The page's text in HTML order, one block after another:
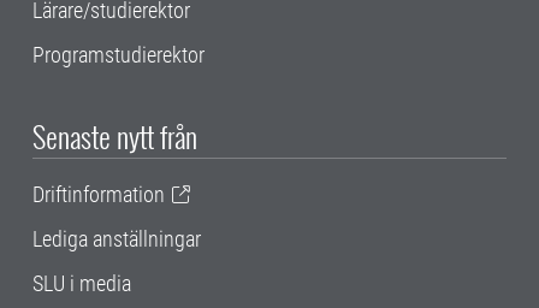
Lärare/studierektor
Programstudierektor
Senaste nytt från
Driftinformation
Lediga anställningar
SLU i media